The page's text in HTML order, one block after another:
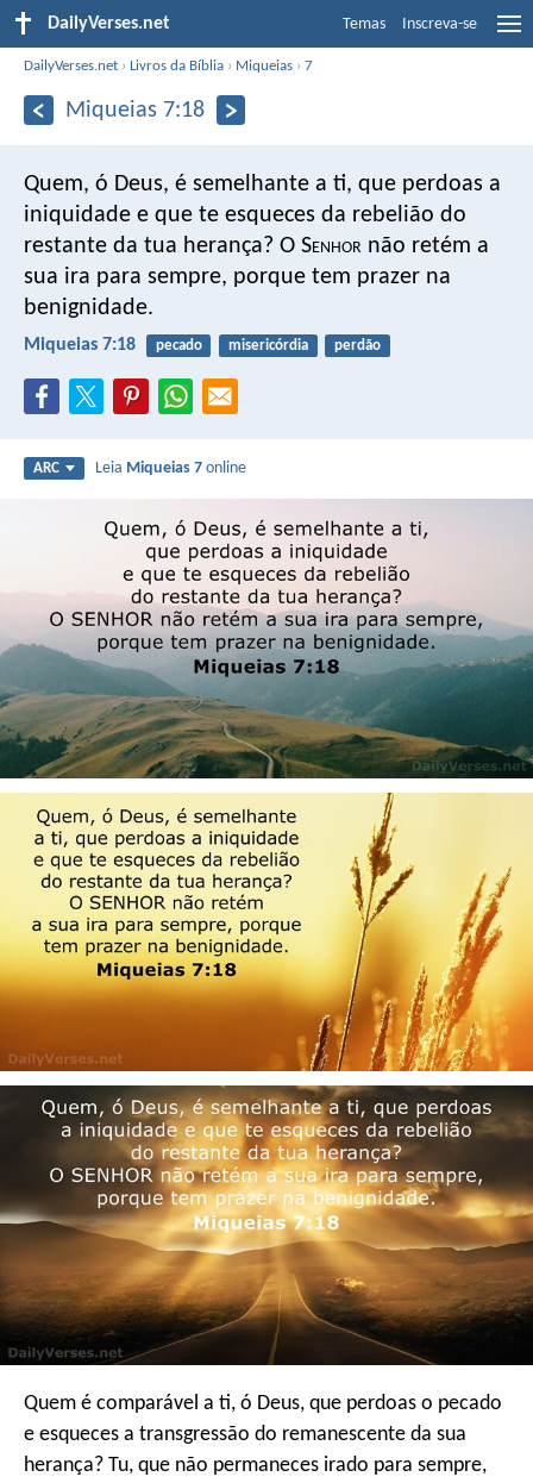
DailyVerses.net Temas Inscreva-se
DailyVerses.net ›Livros da Bíblia › Miqueias ›7
Miqueias 7:18
Quem, ó Deus, é semelhante a ti, que perdoas a
iniquidade e que te esqueces da rebelião do
restante da tua herança? O Senhor não retém a
sua ira para sempre, porque tem prazer na
benignidade.
Miqueias 7:18 pecado misericórdia perdão
ARC Leia Miqueias 7 online
Quem é comparável a ti, ó Deus, que perdoas o pecado
e esqueces a transgressão do remanescente da sua
herança? Tu, que não permaneces irado para sempre,